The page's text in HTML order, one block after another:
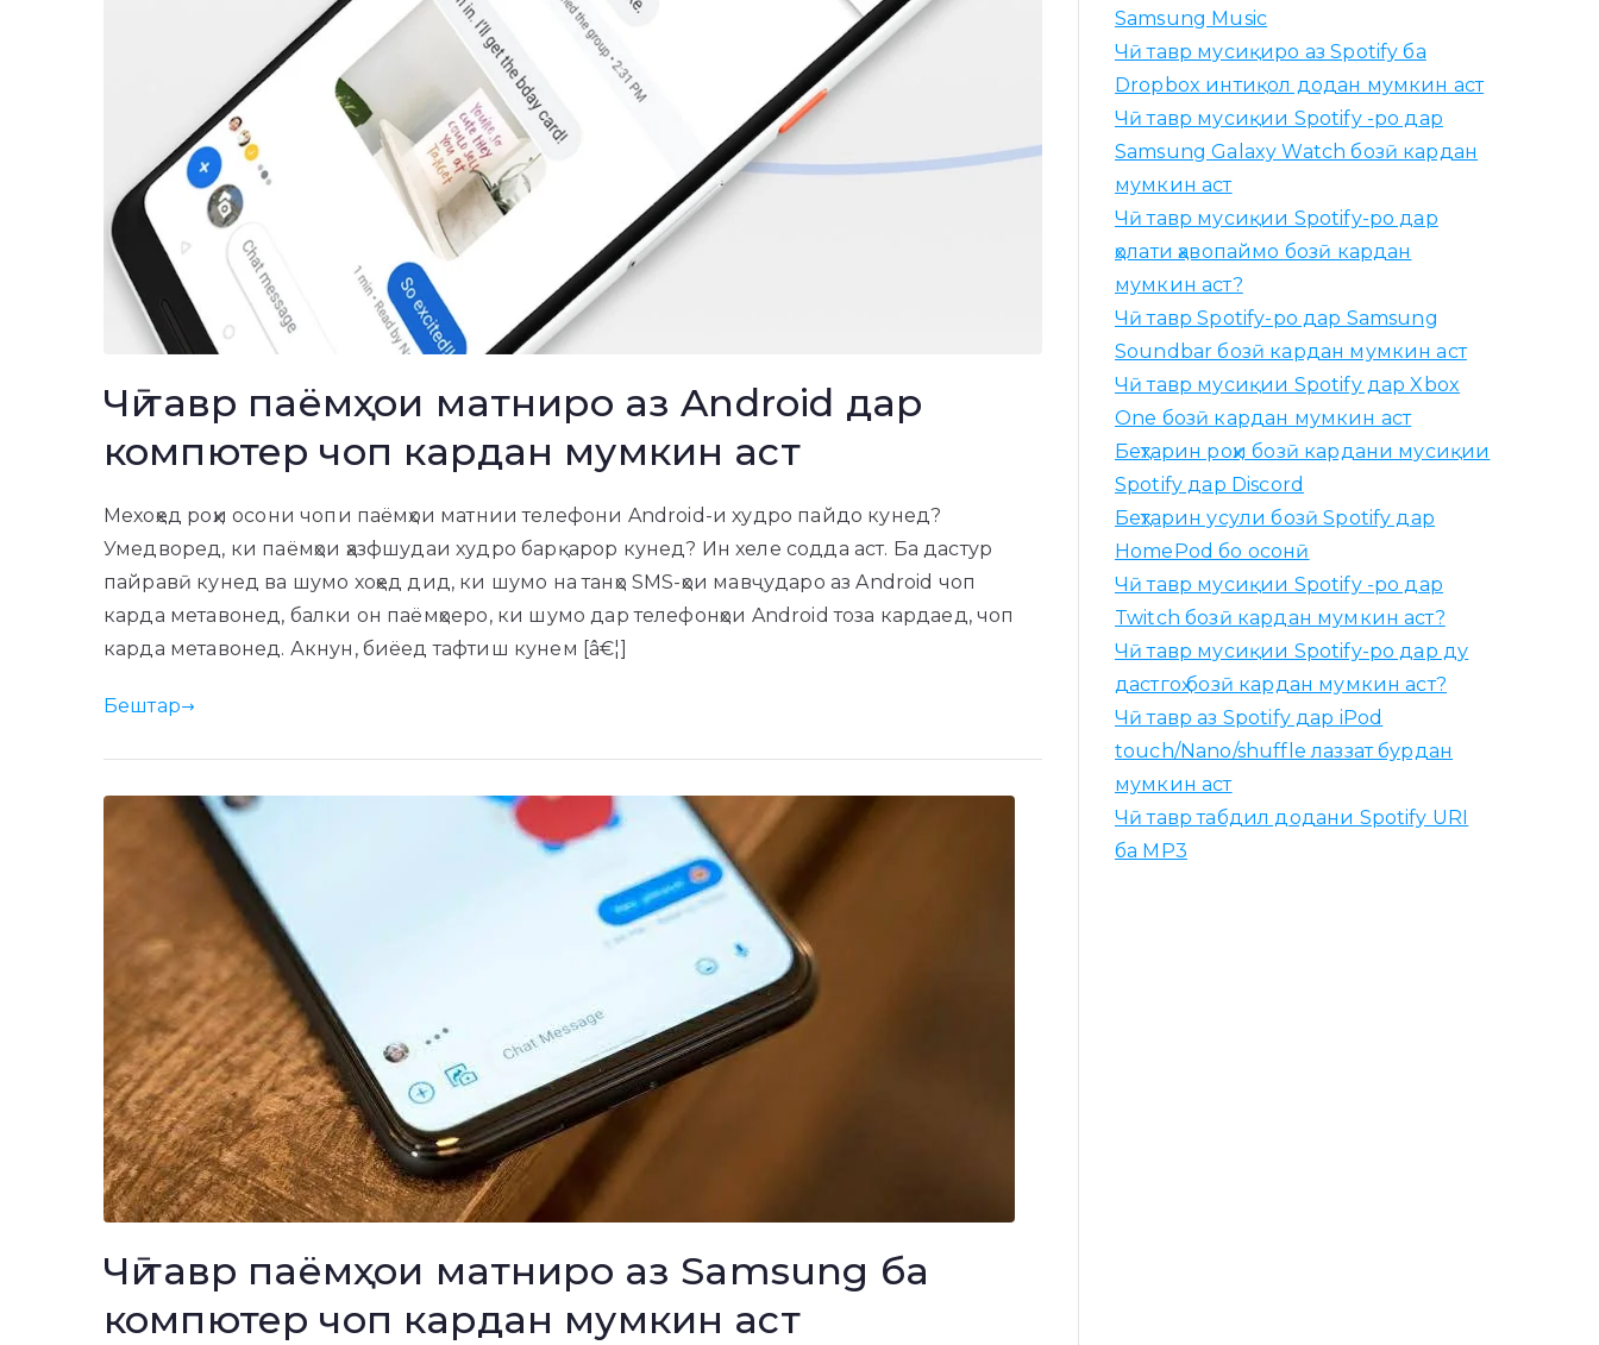
Чӣ тавр паёмҳои матниро аз Android дар
компютер чоп кардан мумкин аст
Мехоҳед роҳи осони чопи паёмҳои матнии телефони Android-и худро пайдо кунед?
Умедворед, ки паёмҳои ҳазфшудаи худро барқарор кунед? Ин хеле содда аст. Ба дастур
пайравӣ кунед ва шумо хоҳед дид, ки шумо на танҳо SMS-ҳои мавҷударо аз Android чоп
карда метавонед, балки он паёмҳоеро, ки шумо дар телефонҳои Android тоза кардаед, чоп
карда метавонед. Акнун, биёед тафтиш кунем [â€¦]
Бештар
Чӣ тавр паёмҳои матниро аз Samsung ба
компютер чоп кардан мумкин аст
Samsung Music
Чӣ тавр мусиқиро аз Spotify ба
Dropbox интиқол додан мумкин аст
Чӣ тавр мусиқии Spotify -ро дар
Samsung Galaxy Watch бозӣ кардан
мумкин аст
Чӣ тавр мусиқии Spotify-ро дар
ҳолати ҳавопаймо бозӣ кардан
мумкин аст?
Чӣ тавр Spotify-ро дар Samsung
Soundbar бозӣ кардан мумкин аст
Чӣ тавр мусиқии Spotify дар Xbox
One бозӣ кардан мумкин аст
Беҳтарин роҳи бозӣ кардани мусиқии
Spotify дар Discord
Беҳтарин усули бозӣ Spotify дар
HomePod бо осонӣ
Чӣ тавр мусиқии Spotify -ро дар
Twitch бозӣ кардан мумкин аст?
Чӣ тавр мусиқии Spotify-ро дар ду
дастгоҳ бозӣ кардан мумкин аст?
Чӣ тавр аз Spotify дар iPod
touch/Nano/shuffle лаззат бурдан
мумкин аст
Чӣ тавр табдил додани Spotify URI
ба MP3